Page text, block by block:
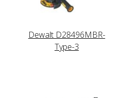
Dewalt D28496MBR-
Type-3